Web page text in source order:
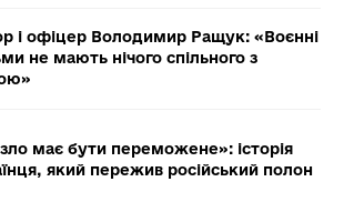
і офіцер Володимир Ращук: «Воєнні
не мають нічого спільного з
має бути переможене»: історія
який пережив російський полон